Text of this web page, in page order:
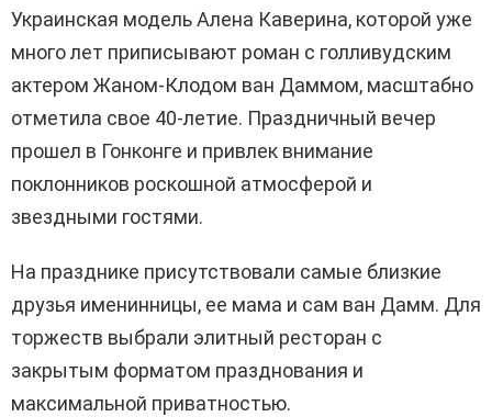
Украинская модель Алена Каверина, которой уже
много лет приписывают роман с голливудским
актером Жаном-Клодом ван Даммом, масштабно
отметила свое 40-летие. Праздничный вечер
прошел в Гонконге и привлек внимание
поклонников роскошной атмосферой и
звездными гостями.
На празднике присутствовали самые близкие
друзья именинницы, ее мама и сам ван Дамм. Для
торжеств выбрали элитный ресторан с
закрытым форматом празднования и
максимальной приватностью.